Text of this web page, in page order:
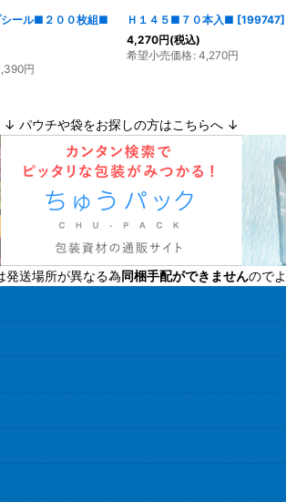
シール■２００枚組■
円
Ｈ１４５■７０本入■ [199747]
4,270円(税込)
希望小売価格: 4,270円
↓ パウチや袋をお探しの方はこちらへ ↓
発送場所が異なる為同梱手配ができませんので